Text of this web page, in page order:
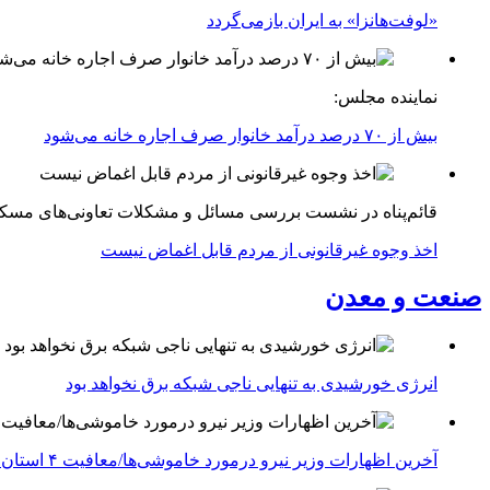
«لوفت‌هانزا» به ایران بازمی‌گردد
نماینده مجلس:
بیش از ۷۰ درصد درآمد خانوار صرف اجاره خانه می‌شود
قائم‌پناه در نشست بررسی مسائل و مشکلات تعاونی‌های
اخذ وجوه غیرقانونی از مردم قابل اغماض نیست
صنعت و معدن
انرژی خورشیدی به تنهایی ناجی شبکه برق نخواهد بود
آخرین اظهارات وزیر نیرو درمورد خاموشی‌ها/معافیت ۴ استان جنوبی درگیر جنگ از قطعی برق